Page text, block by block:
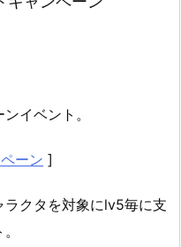
イベント。
ーン ]
ラクタを対象にlv5毎に支